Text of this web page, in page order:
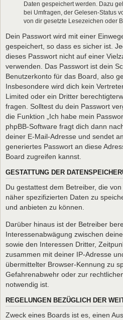
Daten gespeichert werden. Dazu
bei Umfragen, der Gelesen-Status
von dir gesetzte Lesezeichen oder
Dein Passwort wird mit einer
gespeichert, so dass es sicher ist.
dieses Passwort nicht auf einer
verwenden. Das Passwort ist dein
Benutzerkonto für das Board, also
Insbesondere wird dich kein
Limited oder ein Dritter
fragen. Solltest du dein Passwort
die Funktion „Ich habe mein
phpBB-Software fragt dich dann
deiner E-Mail-Adresse und sendet
generiertes Passwort an diese
Board zugreifen kannst.
GESTATTUNG DER
Du gestattest dem Betreiber, die
näher spezifizierten Daten zu
und anbieten zu können.
Darüber hinaus ist der Betreiber
Interessenabwägung zwischen
sowie den Interessen Dritter,
zusammen mit deiner IP-Adresse
übermittelter Browser-Kennung zu
Gefahrenabwehr oder zur
notwendig ist.
REGELUNGEN BEZÜGLICH DER
Zweck eines Boards ist es, einen